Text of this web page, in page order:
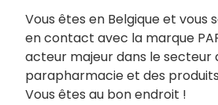
Vous êtes en Belgique et vous
en contact avec la marque
acteur majeur dans le secteur
parapharmacie et des
Vous êtes au bon endroit !